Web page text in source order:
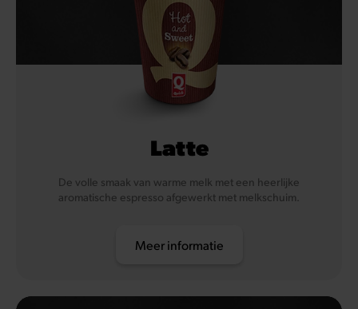
Latte
De volle smaak van warme melk met een heerlijke
aromatische espresso afgewerkt met melkschuim.
Meer informatie